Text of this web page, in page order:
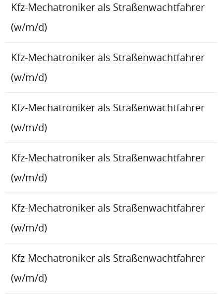
Kfz-Mechatroniker als Straßenwachtfahrer
(w/m/d)
Kfz-Mechatroniker als Straßenwachtfahrer
(w/m/d)
Kfz-Mechatroniker als Straßenwachtfahrer
(w/m/d)
Kfz-Mechatroniker als Straßenwachtfahrer
(w/m/d)
Kfz-Mechatroniker als Straßenwachtfahrer
(w/m/d)
Kfz-Mechatroniker als Straßenwachtfahrer
(w/m/d)